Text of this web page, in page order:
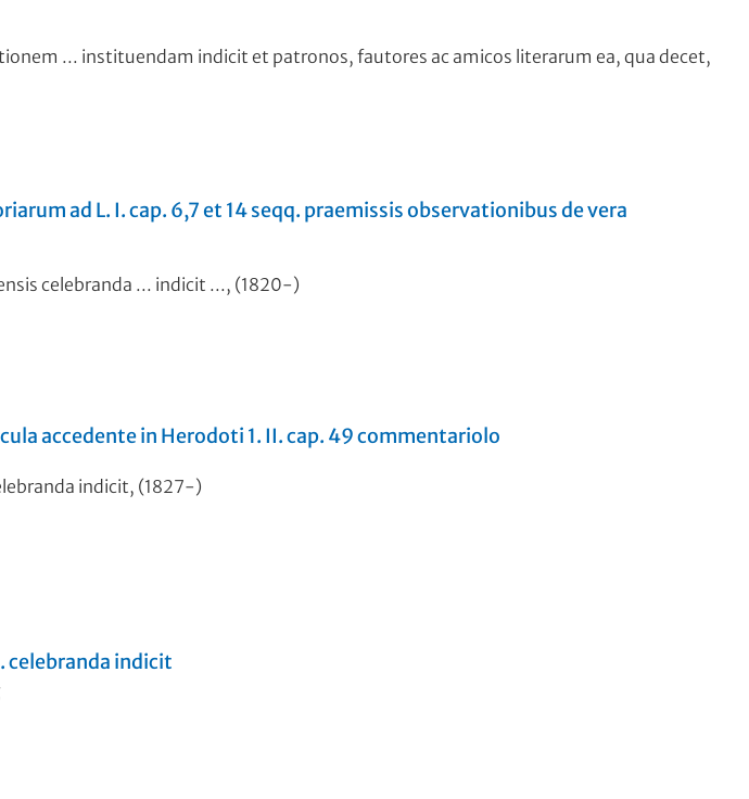
... instituendam indicit et patronos, fautores ac amicos literarum ea, qua decet,
ad L. I. cap. 6,7 et 14 seqq. praemissis observationibus de vera
celebranda ... indicit ..., (1820-)
accedente in Herodoti 1. II. cap. 49 commentariolo
indicit, (1827-)
celebranda indicit